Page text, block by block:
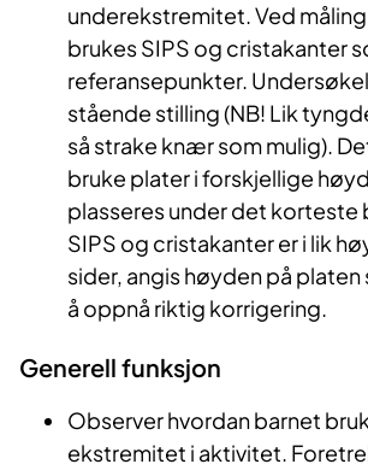
underekstremitet. Ved
brukes SIPS og cristakanter
referansepunkter.
stående stilling (NB! Lik
så strake knær som mulig).
bruke plater i forskjellige
plasseres under det korteste
SIPS og cristakanter er i lik
sider, angis høyden på platen
å oppnå riktig korrigering.
Generell funksjon
Observer hvordan barnet
ekstremitet i aktivitet.